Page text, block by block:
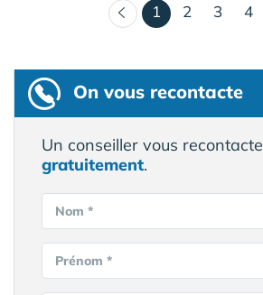
1 (courant)
2 3 4
On vous recontacte
Un conseiller vous recontacte
gratuitement.
Nom *
Prénom *